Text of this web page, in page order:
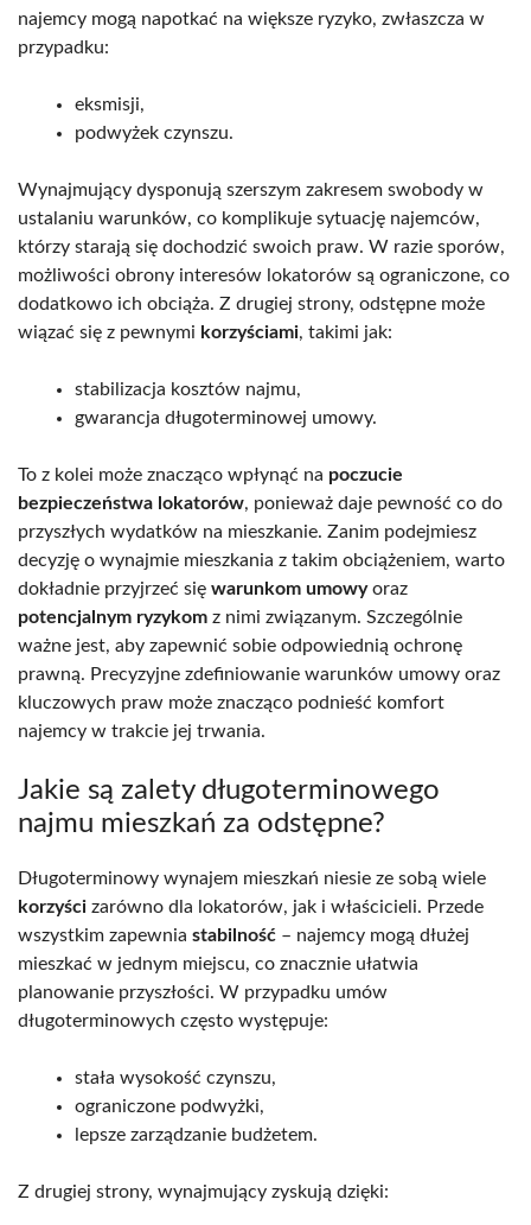
najemcy mogą napotkać na większe ryzyko, zwłaszcza w
przypadku:
eksmisji,
podwyżek czynszu.
Wynajmujący dysponują szerszym zakresem swobody w
ustalaniu warunków, co komplikuje sytuację najemców,
którzy starają się dochodzić swoich praw. W razie sporów,
możliwości obrony interesów lokatorów są ograniczone, co
dodatkowo ich obciąża. Z drugiej strony, odstępne może
wiązać się z pewnymi korzyściami, takimi jak:
stabilizacja kosztów najmu,
gwarancja długoterminowej umowy.
To z kolei może znacząco wpłynąć na poczucie
bezpieczeństwa lokatorów, ponieważ daje pewność co do
przyszłych wydatków na mieszkanie. Zanim podejmiesz
decyzję o wynajmie mieszkania z takim obciążeniem, warto
dokładnie przyjrzeć się warunkom umowyoraz
potencjalnym ryzykom z nimi związanym. Szczególnie
ważne jest, aby zapewnić sobie odpowiednią ochronę
prawną. Precyzyjne zdefiniowanie warunków umowy oraz
kluczowych praw może znacząco podnieść komfort
najemcy w trakcie jej trwania.
Jakie są zalety długoterminowego
najmu mieszkań za odstępne?
Długoterminowy wynajem mieszkań niesie ze sobą wiele
korzyści zarówno dla lokatorów, jak i właścicieli. Przede
wszystkim zapewnia stabilność – najemcy mogą dłużej
mieszkać w jednym miejscu, co znacznie ułatwia
planowanie przyszłości. W przypadku umów
długoterminowych często występuje:
stała wysokość czynszu,
ograniczone podwyżki,
lepsze zarządzanie budżetem.
Z drugiej strony, wynajmujący zyskują dzięki: